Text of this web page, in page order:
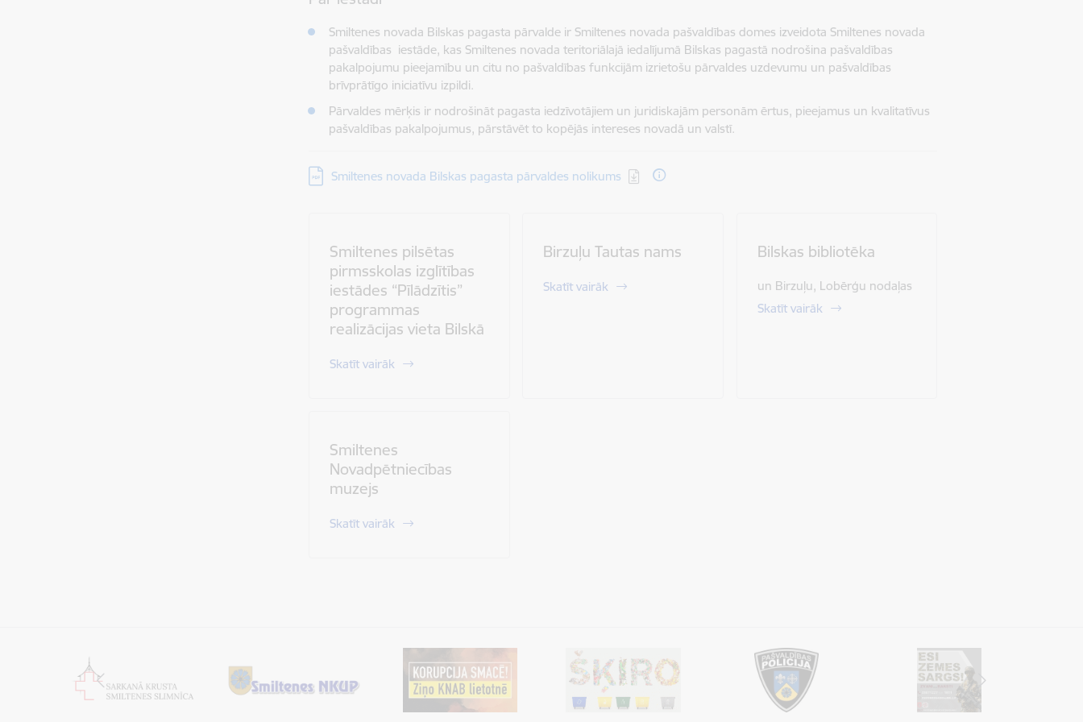
Smiltenes novada Bilskas pagasta pārvalde ir Smiltenes novada pašvaldības domes izveidota Smiltenes novada
pašvaldības iestāde, kas Smiltenes novada teritoriālajā iedalījumā Bilskas pagastā nodrošina pašvaldības
pakalpojumu pieejamību un citu no pašvaldības funkcijām izrietošu pārvaldes uzdevumu un pašvaldības
brīvprātīgo iniciatīvu izpildi.
Pārvaldes mērķis ir nodrošināt pagasta iedzīvotājiem un juridiskajām personām ērtus, pieejamus un kvalitatīvus
pašvaldības pakalpojumus, pārstāvēt to kopējās intereses novadā un valstī.
Lejupielādēt:
Smiltenes novada Bilskas pagasta pārvaldes nolikums
Smiltenes pilsētas
pirmsskolas izglītības
iestādes “Pīlādzītis”
programmas
realizācijas vieta Bilskā
Skatīt vairāk
Birzuļu Tautas nams
Skatīt vairāk
Bilskas bibliotēka
un Birzuļu, Lobērģu nodaļas
Skatīt vairāk
Smiltenes
Novadpētniecības
muzejs
Skatīt vairāk